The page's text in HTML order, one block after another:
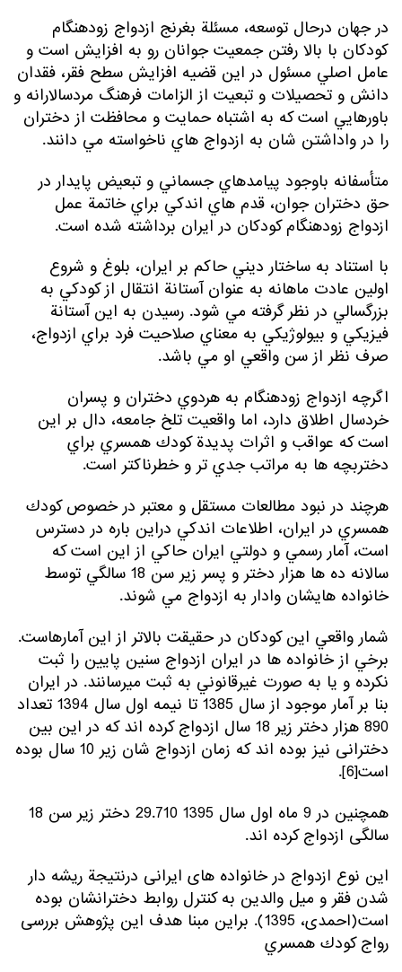
در جهان درحال توسعه، مسئلة بغرنج ازدواج زودهنگام
كودكان با بالا رفتن جمعيت جوانان رو به افزايش است و
عامل اصلي مسئول در اين قضيه افزايش سطح فقر، فقدان
دانش و تحصيلات و تبعيت از الزامات فرهنگ مردسالارانه و
باورهايي است كه به اشتباه حمايت و محافظت از دختران
را در واداشتن شان به ازدواج هاي ناخواسته مي دانند.
متأسفانه باوجود پيامدهاي جسماني و تبعيض پايدار در
حق دختران جوان، قدم هاي اندكي براي خاتمة عمل
ازدواج زودهنگام كودكان در ايران برداشته شده است.
با استناد به ساختار ديني حاكم بر ايران، بلوغ و شروع
اولين عادت ماهانه به عنوان آستانة انتقال از كودكي به
بزرگسالي در نظر گرفته مي شود. رسيدن به اين آستانة
فيزيكي و بيولوژيكي به معناي صلاحيت فرد براي ازدواج،
صرف نظر از سن واقعي او مي باشد.
اگرچه ازدواج زودهنگام به هردوي دختران و پسران
خردسال اطلاق دارد، اما واقعيت تلخ جامعه، دال بر اين
است كه عواقب و اثرات پديدة كودك همسري براي
دختربچه ها به مراتب جدي تر و خطرناکتر است.
هرچند در نبود مطالعات مستقل و معتبر در خصوص كودك
همسري در ايران، اطلاعات اندكي دراين باره در دسترس
است، آمار رسمي و دولتي ايران حاكي از اين است كه
سالانه ده ها هزار دختر و پسر زير سن 18 سالگي توسط
خانواده هايشان وادار به ازدواج مي شوند.
شمار واقعي اين كودكان در حقيقت بالاتر از اين آمارهاست.
برخي از خانواده ها در ايران ازدواج سنين پايين را ثبت
نكرده و يا به صورت غيرقانوني به ثبت مي­رسانند. در ایران
بنا بر آمار موجود از سال 1385 تا نیمه اول سال 1394 تعداد
890 هزار دختر زیر 18 سال ازدواج کرده اند که در این بین
دخترانی نیز بوده اند که زمان ازدواج شان زیر 10 سال بوده
است[6].
همچنین در 9 ماه اول سال 1395 29.710 دختر زیر سن 18
سالگی ازدواج کرده اند.
این نوع ازدواج در خانواده های ایرانی درنتيجة ريشه دار
شدن فقر و ميل والدين به كنترل روابط دخترانشان بوده
است(احمدی، 1395). براین مبنا هدف این پژوهش بررسی
رواج كودك همسري